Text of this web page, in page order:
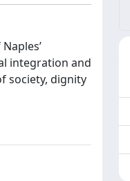
integration and
society, dignity